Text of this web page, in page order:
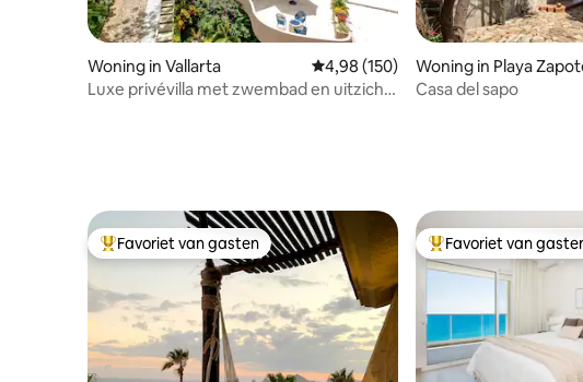
Woning in Vallarta Gemiddelde beoordeling van 4,98
4,98 (150)
Luxe privévilla met zwembad en uitzicht
Woning in Playa
Casa del sapo
Topfavoriet van gasten
Favoriet van gasten Topfavoriet van
Favoriet van